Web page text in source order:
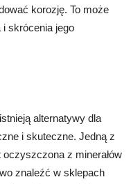
korozję. To może
skrócenia jego
alternatywy dla
i skuteczne. Jedną z
z minerałów
znaleźć w sklepach